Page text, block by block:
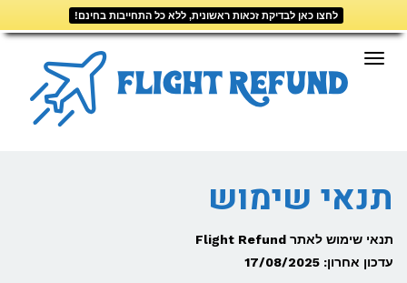
לחצו כאן לבדיקת זכאות ראשונית, ללא כל התחייבות בחינם!
לתוכן
תפריט
תנאי שימוש
תנאי שימוש לאתר Flight Refund
עדכון אחרון: 17/08/2025